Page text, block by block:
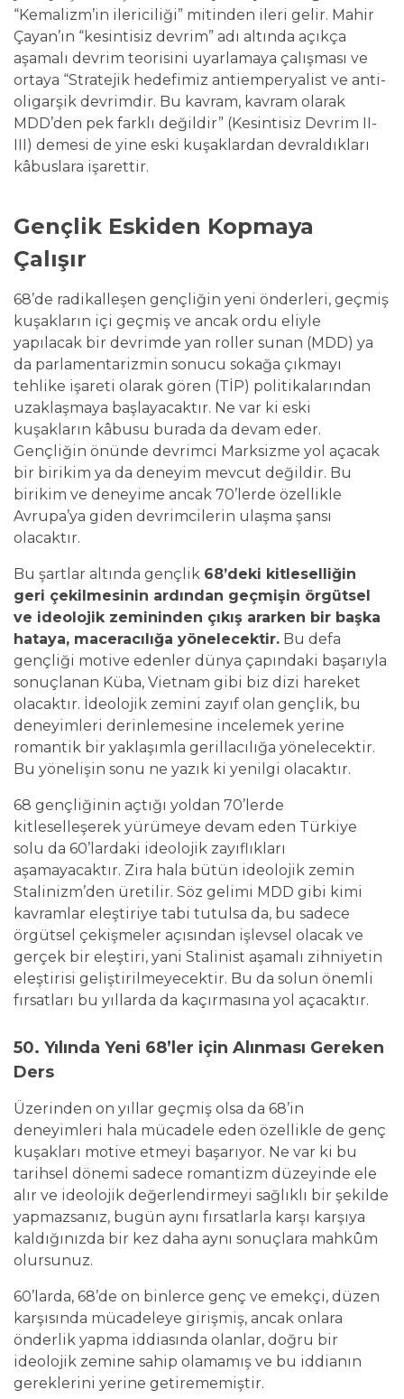
“Kemalizm’in ilericiliği” mitinden ileri gelir. Mahir
Çayan’ın “kesintisiz devrim” adı altında açıkça
aşamalı devrim teorisini uyarlamaya çalışması ve
ortaya “Stratejik hedefimiz antiemperyalist ve anti-
oligarşik devrimdir. Bu kavram, kavram olarak
MDD’den pek farklı değildir” (Kesintisiz Devrim II-
III) demesi de yine eski kuşaklardan devraldıkları
kâbuslara işarettir.
Gençlik Eskiden Kopmaya
Çalışır
68’de radikalleşen gençliğin yeni önderleri, geçmiş
kuşakların içi geçmiş ve ancak ordu eliyle
yapılacak bir devrimde yan roller sunan (MDD) ya
da parlamentarizmin sonucu sokağa çıkmayı
tehlike işareti olarak gören (TİP) politikalarından
uzaklaşmaya başlayacaktır. Ne var ki eski
kuşakların kâbusu burada da devam eder.
Gençliğin önünde devrimci Marksizme yol açacak
bir birikim ya da deneyim mevcut değildir. Bu
birikim ve deneyime ancak 70’lerde özellikle
Avrupa’ya giden devrimcilerin ulaşma şansı
olacaktır.
Bu şartlar altında gençlik 68’deki kitleselliğin
geri çekilmesinin ardından geçmişin örgütsel
ve ideolojik zemininden çıkış ararken bir başka
hataya, maceracılığa yönelecektir. Bu defa
gençliği motive edenler dünya çapındaki başarıyla
sonuçlanan Küba, Vietnam gibi biz dizi hareket
olacaktır. İdeolojik zemini zayıf olan gençlik, bu
deneyimleri derinlemesine incelemek yerine
romantik bir yaklaşımla gerillacılığa yönelecektir.
Bu yönelişin sonu ne yazık ki yenilgi olacaktır.
68 gençliğinin açtığı yoldan 70’lerde
kitleselleşerek yürümeye devam eden Türkiye
solu da 60’lardaki ideolojik zayıflıkları
aşamayacaktır. Zira hala bütün ideolojik zemin
Stalinizm’den üretilir. Söz gelimi MDD gibi kimi
kavramlar eleştiriye tabi tutulsa da, bu sadece
örgütsel çekişmeler açısından işlevsel olacak ve
gerçek bir eleştiri, yani Stalinist aşamalı zihniyetin
eleştirisi geliştirilmeyecektir. Bu da solun önemli
fırsatları bu yıllarda da kaçırmasına yol açacaktır.
50. Yılında Yeni 68’ler için Alınması Gereken
Ders
Üzerinden on yıllar geçmiş olsa da 68’in
deneyimleri hala mücadele eden özellikle de genç
kuşakları motive etmeyi başarıyor. Ne var ki bu
tarihsel dönemi sadece romantizm düzeyinde ele
alır ve ideolojik değerlendirmeyi sağlıklı bir şekilde
yapmazsanız, bugün aynı fırsatlarla karşı karşıya
kaldığınızda bir kez daha aynı sonuçlara mahkûm
olursunuz.
60’larda, 68’de on binlerce genç ve emekçi, düzen
karşısında mücadeleye girişmiş, ancak onlara
önderlik yapma iddiasında olanlar, doğru bir
ideolojik zemine sahip olamamış ve bu iddianın
gereklerini yerine getirememiştir.